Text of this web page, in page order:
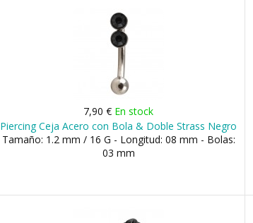
7,90 € En stock
Piercing Ceja Acero con Bola & Doble Strass Negro
Tamaño: 1.2 mm / 16 G - Longitud: 08 mm - Bolas:
03 mm